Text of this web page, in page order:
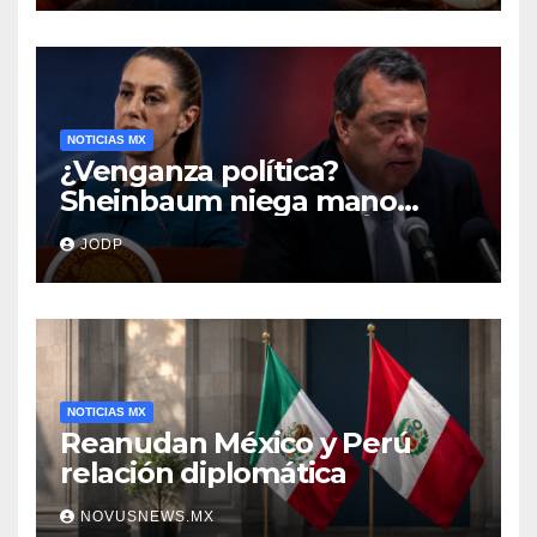
NOTICIAS MX
¿Venganza política?
Sheinbaum niega mano
negra en captura de Ángel
Aguirre
JODP
NOTICIAS MX
Reanudan México y Perú
relación diplomática
NOVUSNEWS.MX